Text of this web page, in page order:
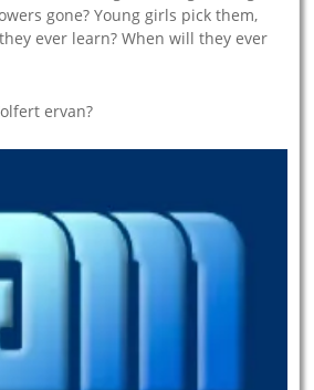
gone? Young girls pick them,
ever learn? When will they ever
ervan?